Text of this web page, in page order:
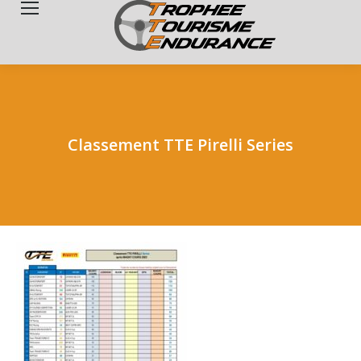
Classement TTE Pirelli Series